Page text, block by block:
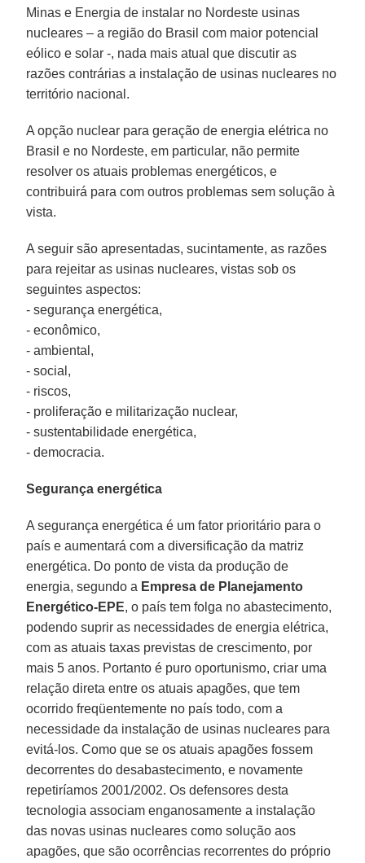
Minas e Energia de instalar no Nordeste usinas
nucleares – a região do Brasil com maior potencial
eólico e solar -, nada mais atual que discutir as
razões contrárias a instalação de usinas nucleares no
território nacional.
A opção nuclear para geração de energia elétrica no
Brasil e no Nordeste, em particular, não permite
resolver os atuais problemas energéticos, e
contribuirá para com outros problemas sem solução à
vista.
A seguir são apresentadas, sucintamente, as razões
para rejeitar as usinas nucleares, vistas sob os
seguintes aspectos:
- segurança energética,
- econômico,
- ambiental,
- social,
- riscos,
- proliferação e militarização nuclear,
- sustentabilidade energética,
- democracia.
Segurança energética
A segurança energética é um fator prioritário para o
país e aumentará com a diversificação da matriz
energética. Do ponto de vista da produção de
energia, segundo a Empresa de Planejamento
Energético-EPE, o país tem folga no abastecimento,
podendo suprir as necessidades de energia elétrica,
com as atuais taxas previstas de crescimento, por
mais 5 anos. Portanto é puro oportunismo, criar uma
relação direta entre os atuais apagões, que tem
ocorrido freqüentemente no país todo, com a
necessidade da instalação de usinas nucleares para
evitá-los. Como que se os atuais apagões fossem
decorrentes do desabastecimento, e novamente
repetiríamos 2001/2002. Os defensores desta
tecnologia associam enganosamente a instalação
das novas usinas nucleares como solução aos
apagões, que são ocorrências recorrentes do próprio